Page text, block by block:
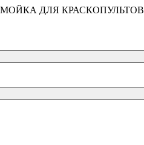
МОЙКА ДЛЯ КРАСКОПУЛЬТОВ